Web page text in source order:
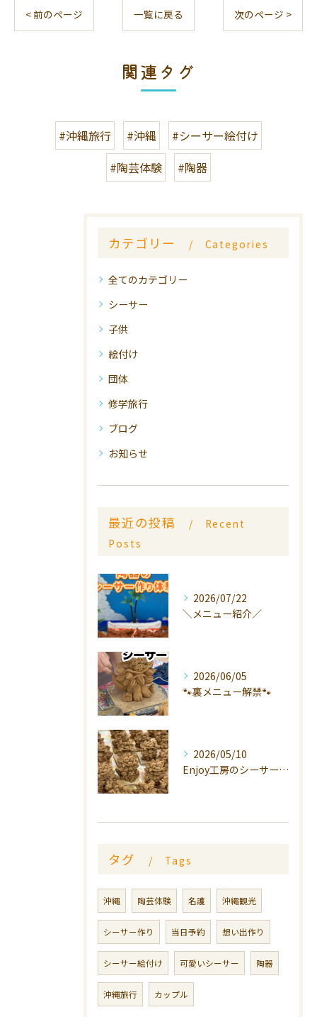
< 前のページ 一覧に戻る 次のページ >
関連タグ
#沖縄旅行 #沖縄
#シーサー絵付け
#陶芸体験
#陶器
カテゴリー Categories
全てのカテゴリー
シーサー
子供
絵付け
団体
修学旅行
ブログ
お知らせ
最近の投稿
Recent
Posts
2026/07/22
＼メニュー紹介／
2026/06/05
🐾裏メニュー解禁🐾
2026/05/10
Enjoy工房のシーサーは、
タグ Tags
沖縄 陶芸体験 名護 沖縄観光
シーサー作り 当日予約 想い出作り
シーサー絵付け 可愛いシーサー 陶器
沖縄旅行 カップル